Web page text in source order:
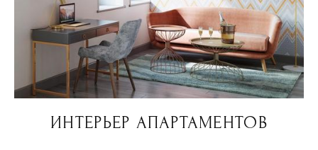
ИНТЕРЬЕР АПАРТАМЕНТОВ